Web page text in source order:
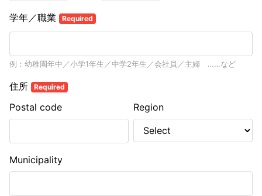
学年／職業 Required
例：幼稚園年中／小学1年生／中学2年生／会社員／主婦 ……など
住所 Required
Postal code Region
Municipality